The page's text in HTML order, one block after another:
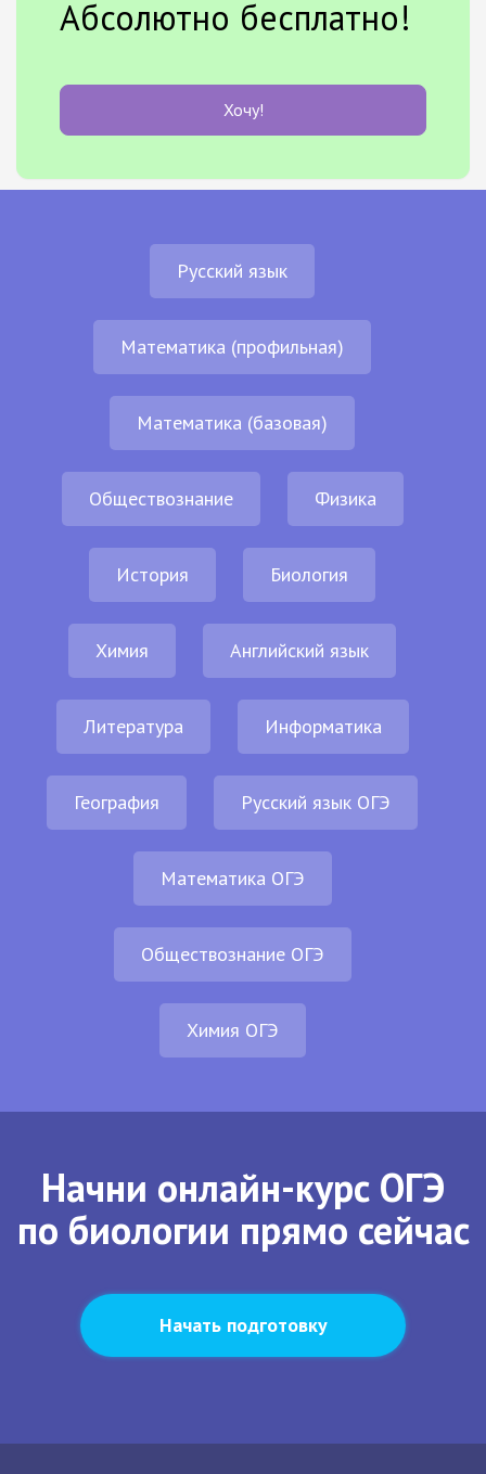
Абсолютно бесплатно!
Хочу!
Русский язык
Математика (профильная)
Математика (базовая)
Обществознание Физика
История Биология
Химия Английский язык
Литература Информатика
География Русский язык ОГЭ
Математика ОГЭ
Обществознание ОГЭ
Химия ОГЭ
Начни онлайн-курс ОГЭ
по биологии прямо сейчас
Начать подготовку